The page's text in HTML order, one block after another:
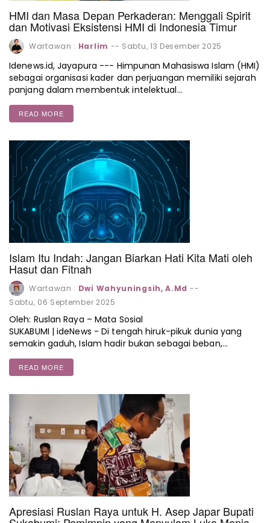
HMI dan Masa Depan Perkaderan: Menggali Spirit
dan Motivasi Eksistensi HMI di Indonesia Timur
Wartawan : Harlim -- Sabtu, 13 Desember 2025
Idenews.id, Jayapura --- Himpunan Mahasiswa Islam (HMI)
sebagai organisasi kader dan perjuangan memiliki sejarah
panjang dalam membentuk intelektual…
READ MORE
Islam Itu Indah: Jangan Biarkan Hati Kita Mati oleh
Hasut dan Fitnah
Wartawan : Dwi Wahyuningsih, A.Md --
Sabtu, 06 September 2025
Oleh: Ruslan Raya – Mata Sosial
SUKABUMI | ideNews - Di tengah hiruk-pikuk dunia yang
semakin gaduh, Islam hadir bukan sebagai beban,…
READ MORE
Apresiasi Ruslan Raya untuk H. Asep Japar Bupati